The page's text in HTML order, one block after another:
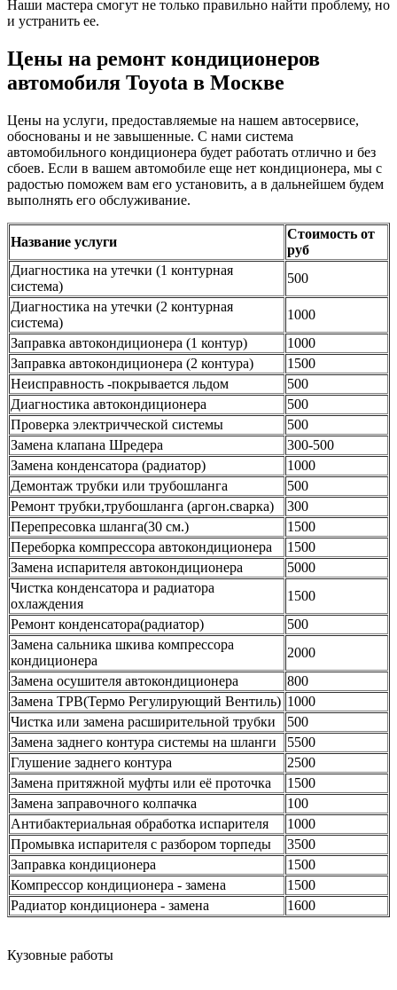
Наши мастера смогут не только правильно найти проблему, но
и устранить ее.
Цены на ремонт кондиционеров
автомобиля Toyota в Москве
Цены на услуги, предоставляемые на нашем автосервисе,
обоснованы и не завышенные. С нами система
автомобильного кондиционера будет работать отлично и без
сбоев. Если в вашем автомобиле еще нет кондиционера, мы с
радостью поможем вам его установить, а в дальнейшем будем
выполнять его обслуживание.
Название услуги
Стоимость от
руб
Диагностика на утечки (1 контурная
система)
500
Диагностика на утечки (2 контурная
система)
1000
Заправка автокондиционера (1 контур)
1000
Заправка автокондиционера (2 контура)
1500
Неисправность -покрывается льдом
500
Диагностика автокондиционера
500
Проверка электричческой системы
500
Замена клапана Шредера
300-500
Замена конденсатора (радиатор)
1000
Демонтаж трубки или трубошланга
500
Ремонт трубки,трубошланга (аргон.сварка)
300
Перепресовка шланга(30 см.)
1500
Переборка компрессора автокондиционера
1500
Замена испарителя автокондиционера
5000
Чистка конденсатора и радиатора
охлаждения
1500
Ремонт конденсатора(радиатор)
500
Замена сальника шкива компрессора
кондиционера
2000
Замена осушителя автокондиционера
800
Замена ТРВ(Термо Регулирующий Вентиль) 1000
Чистка или замена расширительной трубки
500
Замена заднего контура системы на шланги
5500
Глушение заднего контура
2500
Замена притяжной муфты или её проточка
1500
Замена заправочного колпачка
100
Антибактериальная обработка испарителя
1000
Промывка испарителя с разбором торпеды
3500
Заправка кондиционера
1500
Компрессор кондиционера - замена
1500
Радиатор кондиционера - замена
1600
Кузовные работы